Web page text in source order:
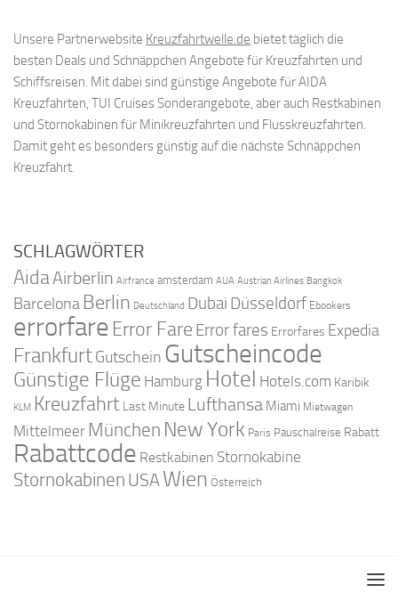
Unsere Partnerwebsite Kreuzfahrtwelle.de bietet täglich die
besten Deals und Schnäppchen Angebote für Kreuzfahrten und
Schiffsreisen. Mit dabei sind günstige Angebote für AIDA
Kreuzfahrten, TUI Cruises Sonderangebote, aber auch Restkabinen
und Stornokabinen für Minikreuzfahrten und Flusskreuzfahrten.
Damit geht es besonders günstig auf die nächste Schnäppchen
Kreuzfahrt.
SCHLAGWÖRTER
AidaAirberlin Airfrance amsterdam AUA Austrian Airlines Bangkok
Barcelona Berlin Deutschland Dubai Düsseldorf Ebookers
errorfare Error Fare Error fares Errorfares Expedia
FrankfurtGutschein Gutscheincode
Günstige Flüge Hamburg Hotel Hotels.com Karibik
KLM Kreuzfahrt Last Minute Lufthansa Miami Mietwagen
Mittelmeer München New York Paris Pauschalreise Rabatt
Rabattcode Restkabinen Stornokabine
Stornokabinen USAWien Österreich